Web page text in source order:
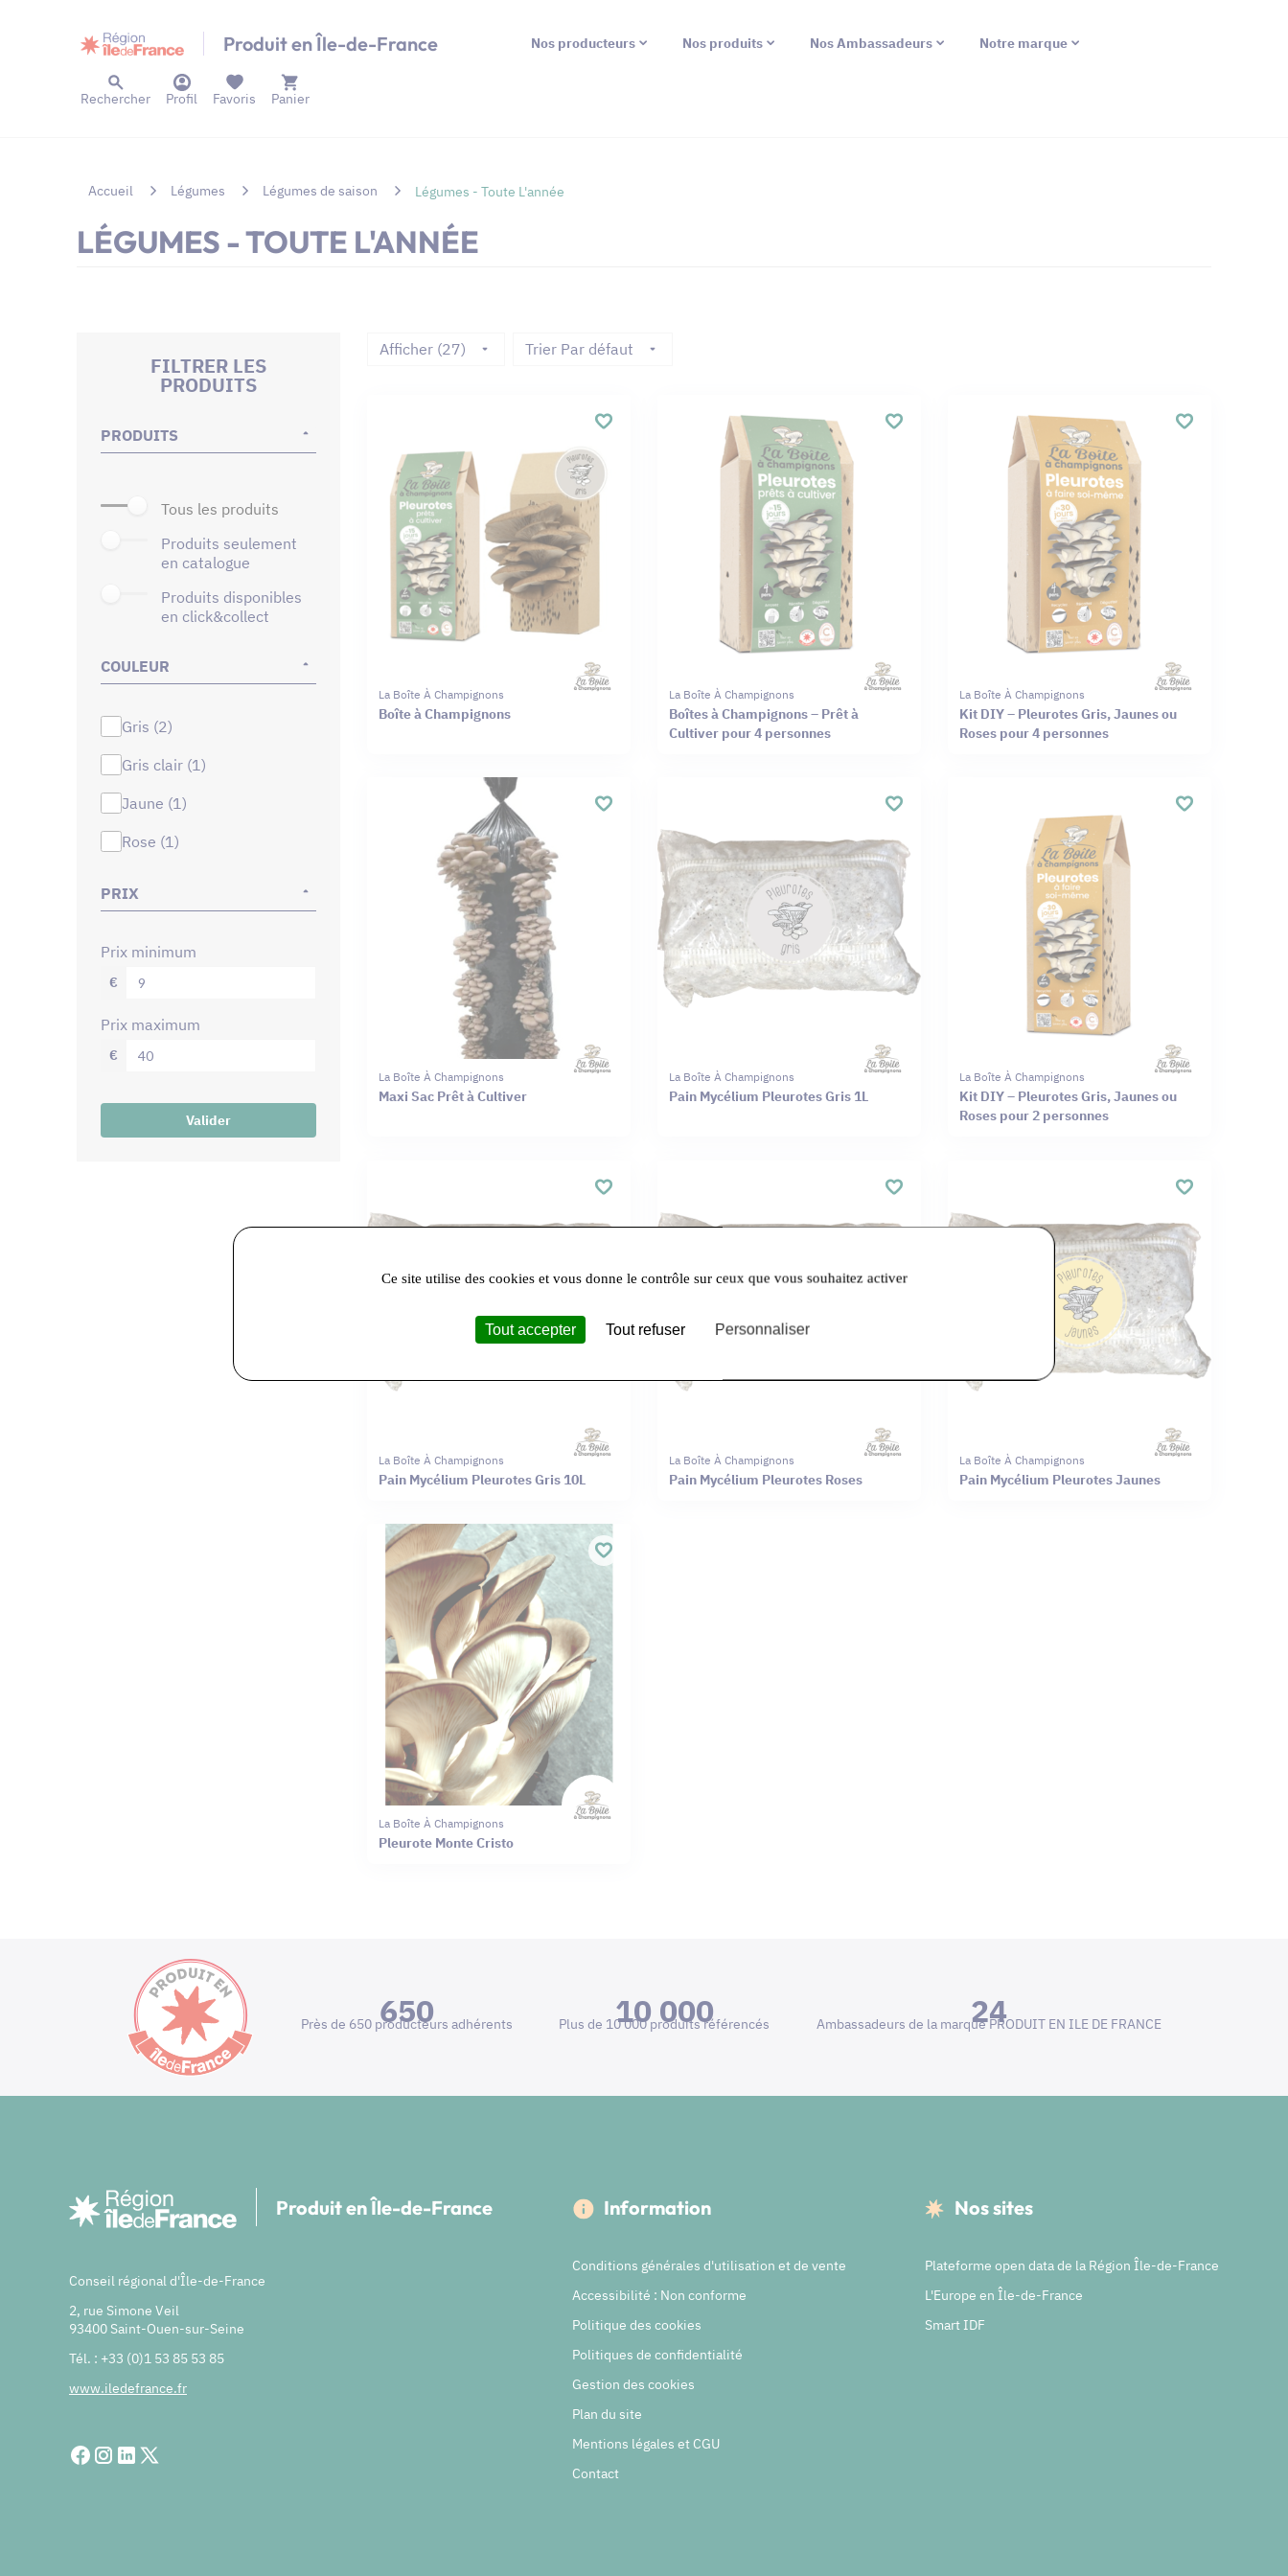
Produit en Île-de-France Nos producteurs Nos produits Nos Ambassadeurs Notre marque
Rechercher Profil Panier
Favoris
Accueil Légumes Légumes de saison Légumes - Toute L'année
LÉGUMES - TOUTE L'ANNÉE
FILTRER LES
PRODUITS
PRODUITS
tous les produits
produits seulement
en catalogue
produits disponibles
en click&collect
COULEUR
gris (2)
gris clair (1)
jaune (1)
rose (1)
PRIX
prix minimum
€
prix maximum
€
Valider
Afficher (27) Trier Par défaut
La Boîte À Champignons
Boîte à Champignons
La Boîte À Champignons
Boîtes à Champignons – Prêt à
Cultiver pour 4 personnes
La Boîte À Champignons
Kit DIY – Pleurotes Gris, Jaunes ou
Roses pour 4 personnes
La Boîte À Champignons
Maxi Sac Prêt à Cultiver
La Boîte À Champignons
Pain Mycélium Pleurotes Gris 1L
La Boîte À Champignons
Kit DIY – Pleurotes Gris, Jaunes ou
Roses pour 2 personnes
La Boîte À Champignons
Pain Mycélium Pleurotes Gris 10L
La Boîte À Champignons
Pain Mycélium Pleurotes Roses
La Boîte À Champignons
Pain Mycélium Pleurotes Jaunes
La Boîte À Champignons
Pleurote Monte Cristo
650
Près de 650 producteurs adhérents 10 000
Plus de 10 000 produits référencés 24
Ambassadeurs de la marque PRODUIT EN ILE DE FRANCE
Produit en Île-de-France
Conseil régional d'Île-de-France
2, rue Simone Veil
93400 Saint-Ouen-sur-Seine
Tél. : +33 (0)1 53 85 53 85
www.iledefrance.fr
Information
Conditions générales d'utilisation et de vente
Accessibilité : Non conforme
Politique des cookies
Politiques de confidentialité
Gestion des cookies
Plan du site
Mentions légales et CGU
Contact
Nos sites
Plateforme open data de la Région Île-de-France
L'Europe en Île-de-France
Smart IDF
Ce site utilise des cookies et vous donne le contrôle sur ceux que vous souhaitez activer
Tout accepter Tout refuser Personnaliser